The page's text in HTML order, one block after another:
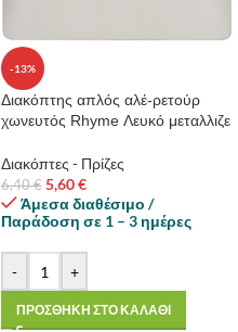
-13%
Διακόπτης απλός αλέ-ρετούρ
χωνευτός Rhyme Λευκό μεταλλιζε
Διακόπτες - Πρίζες
6,40€ 5,60€
Άμεσα διαθέσιμο /
Παράδοση σε 1 – 3 ημέρες
- +
ΠΡΟΣΘΗΚΗ ΣΤΟ ΚΑΛΑΘΙ